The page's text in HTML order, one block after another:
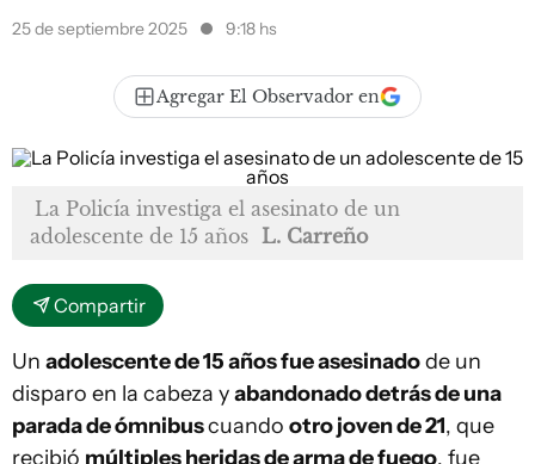
25 de septiembre 2025 9:18 hs
Agregar El Observador en
La Policía investiga el asesinato de un
adolescente de 15 años L. Carreño
Compartir
Un adolescente de 15 años fue asesinadode un
disparo en la cabeza yabandonado detrás de una
parada de ómnibuscuando otro joven de 21, que
recibió múltiples heridas de arma de fuego, fue